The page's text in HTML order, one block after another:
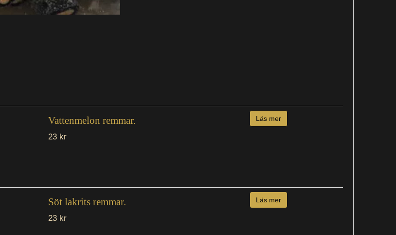
Vattenmelon remmar.
23 kr
Läs mer
Söt lakrits remmar.
23 kr
Läs mer